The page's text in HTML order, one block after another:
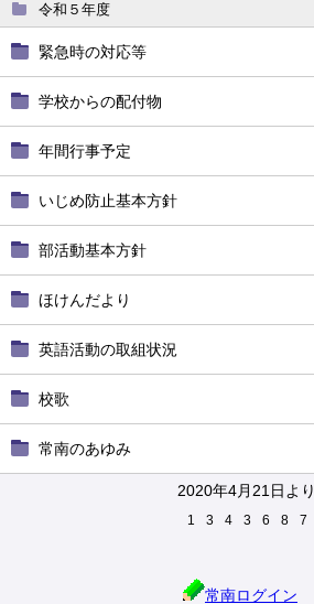
令和５年度
緊急時の対応等
学校からの配付物
年間行事予定
いじめ防止基本方針
部活動基本方針
ほけんだより
英語活動の取組状況
校歌
常南のあゆみ
2020年4月21日より
1 3 4 3 6 8 7
常南ログイン